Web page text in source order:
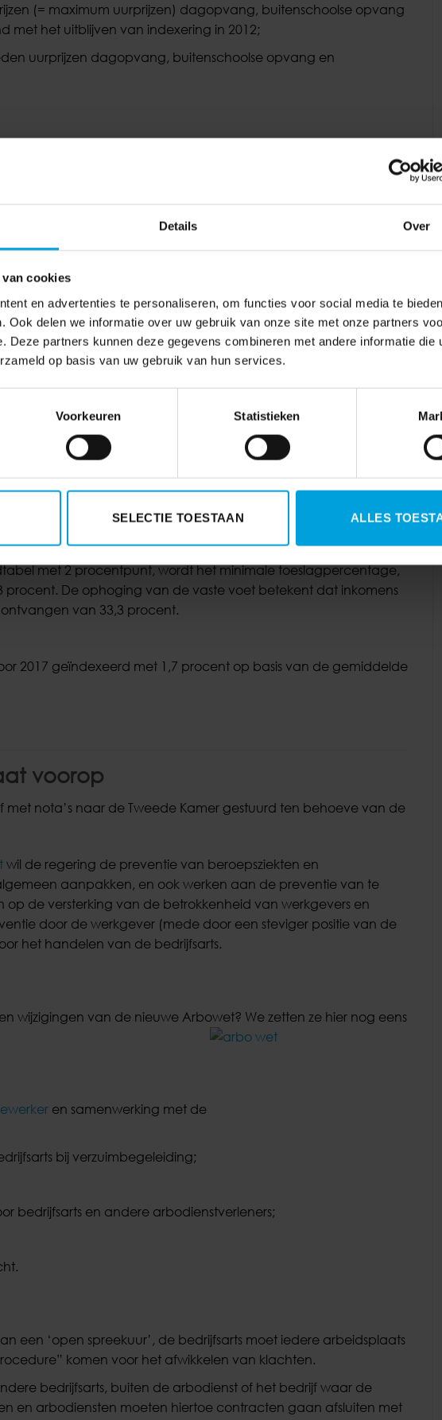
Details Over
cookies
en advertenties te personaliseren, om functies voor social media te
Ook delen we informatie over uw gebruik van onze site met onze partners
Deze partners kunnen deze gegevens combineren met andere informatie die
op basis van uw gebruik van hun services.
Voorkeuren Statistieken
SELECTIE TOESTAAN ALLES
(= maximum uurprijzen) dagopvang, buitenschoolse opvang
met het uitblijven van indexering in 2012;
uurprijzen dagopvang, buitenschoolse opvang en
behouden van het recht op kinderopvangtoeslag bij
verhoogd met 2 procentpunt. Dit betekent dat ouders een
kind.
op de maximale toeslagpercentages, stijgt de eerste
inkomens krijgen daarmee 94 procent van de kosten van
met 1 procentpunt is lager dan de generieke verhoging van de
van de kinderopvangtoeslag is dat alle ouders een
de kosten van kinderopvang voor het eerste kind acht de
tweede kindtabel de toeslagpercentages voor de laagste
Zo wordt tegemoet gekomen aan de beperktere stijging van
vastgehouden aan de systematiek dat de tweede kindtabel
met 2 procentpunt, wordt het minimale toeslagpercentage,
procent. De ophoging van de vaste voet betekent dat inkomens
van 33,3 procent.
2017 geïndexeerd met 1,7 procent op basis van de gemiddelde
voorop
met nota’s naar de Tweede Kamer gestuurd ten behoeve van de
wil de regering de preventie van beroepsziekten en
aanpakken, en ook werken aan de preventie van te
op de versterking van de betrokkenheid van werkgevers en
door de werkgever (mede door een steviger positie van de
het handelen van de bedrijfsarts.
wijzigingen van de nieuwe Arbowet? We zetten ze hier nog eens
en samenwerking met de
bij verzuimbegeleiding;
bedrijfsarts en andere arbodienstverleners;
een ‘open spreekuur’, de bedrijfsarts moet iedere arbeidsplaats
komen voor het afwikkelen van klachten.
bedrijfsarts, buiten de arbodienst of het bedrijf waar de
en arbodiensten moeten hiertoe contracten gaan afsluiten met